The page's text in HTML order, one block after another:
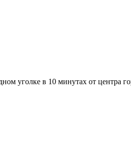
уголке в 10 минутах от центра